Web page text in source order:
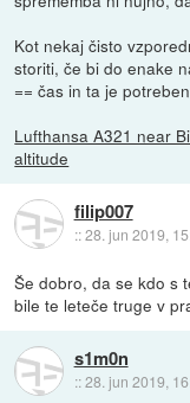
Kot nekaj čisto
storiti, če bi do enake
== čas in ta je
Lufthansa A321 near
altitude
filip007
::28. jun 2019,
Še dobro, da se kdo s
bile te leteče truge v
s1m0n
::28. jun 2019,